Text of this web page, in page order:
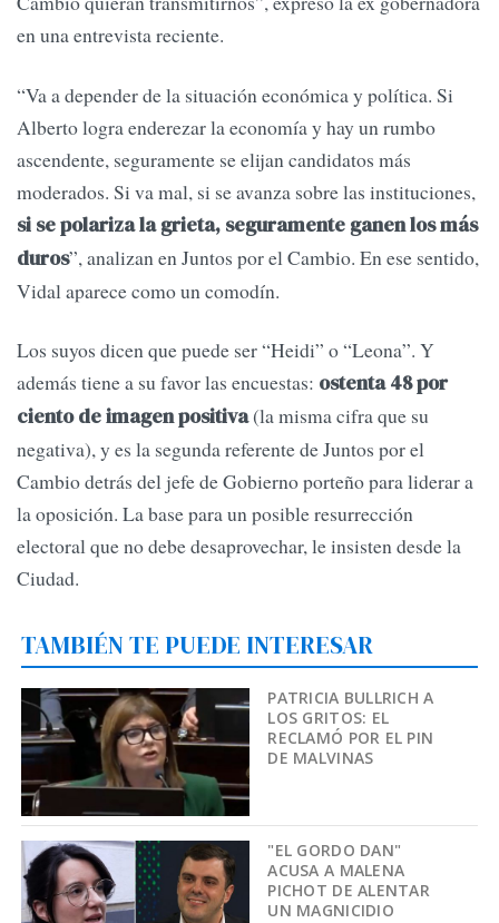
en una entrevista reciente.
“Va a depender de la situación económica y política. Si
Alberto logra enderezar la economía y hay un rumbo
ascendente, seguramente se elijan candidatos más
moderados. Si va mal, si se avanza sobre las instituciones,
si se polariza la grieta, seguramente ganen los más
duros”, analizan en Juntos por el Cambio. En ese sentido,
Vidal aparece como un comodín.
Los suyos dicen que puede ser “Heidi” o “Leona”. Y
además tiene a su favor las encuestas: ostenta 48 por
ciento de imagen positiva(la misma cifra que su
negativa), y es la segunda referente de Juntos por el
Cambio detrás del jefe de Gobierno porteño para liderar a
la oposición. La base para un posible resurrección
electoral que no debe desaprovechar, le insisten desde la
Ciudad.
TAMBIÉN TE PUEDE INTERESAR
PATRICIA BULLRICH A
LOS GRITOS: EL
RECLAMÓ POR EL PIN
DE MALVINAS
"EL GORDO DAN"
ACUSA A MALENA
PICHOT DE ALENTAR
UN MAGNICIDIO